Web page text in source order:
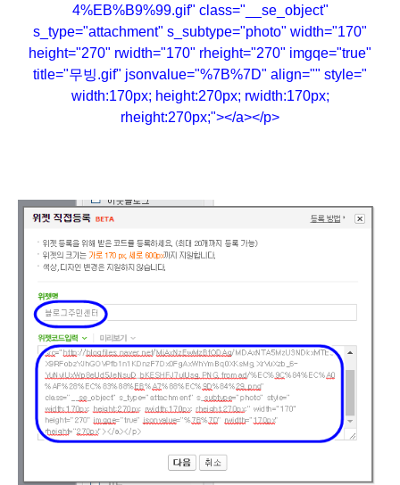
4%EB%B9%99.gif" class="__se_object"
s_type="attachment" s_subtype="photo" width="170"
height="270" rwidth="170" rheight="270" imgqe="true"
title="무빙.gif" jsonvalue="%7B%7D" align="" style="
width:170px; height:270px; rwidth:170px;
rheight:270px;"></a></p>